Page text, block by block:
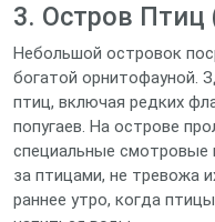
3. Остров Птиц
Небольшой островок
богатой орнитофауной.
птиц, включая редких
попугаев. На острове
специальные
за птицами, не тревожа
раннее утро, когда